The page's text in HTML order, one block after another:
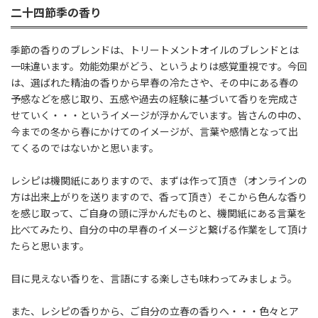
二十四節季の香り
季節の香りのブレンドは、トリートメントオイルのブレンドとは
一味違います。効能効果がどう、というよりは感覚重視です。今回
は、選ばれた精油の香りから早春の冷たさや、その中にある春の
予感などを感じ取り、五感や過去の経験に基づいて香りを完成さ
せていく・・・というイメージが浮かんでいます。皆さんの中の、
今までの冬から春にかけてのイメージが、言葉や感情となって出
てくるのではないかと思います。
レシピは機関紙にありますので、まずは作って頂き（オンラインの
方は出来上がりを送りますので、香って頂き）そこから色んな香り
を感じ取って、ご自身の頭に浮かんだものと、機関紙にある言葉を
比べてみたり、自分の中の早春のイメージと繋げる作業をして頂け
たらと思います。
目に見えない香りを、言語にする楽しさも味わってみましょう。
また、レシピの香りから、ご自分の立春の香りへ・・・色々とア